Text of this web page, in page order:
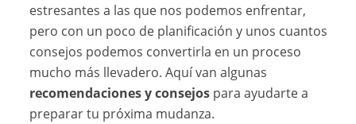
estresantes a las que nos podemos enfrentar,
pero con un poco de planificación y unos cuantos
consejos podemos convertirla en un proceso
mucho más llevadero. Aquí van algunas
recomendaciones y consejos para ayudarte a
preparar tu próxima mudanza.